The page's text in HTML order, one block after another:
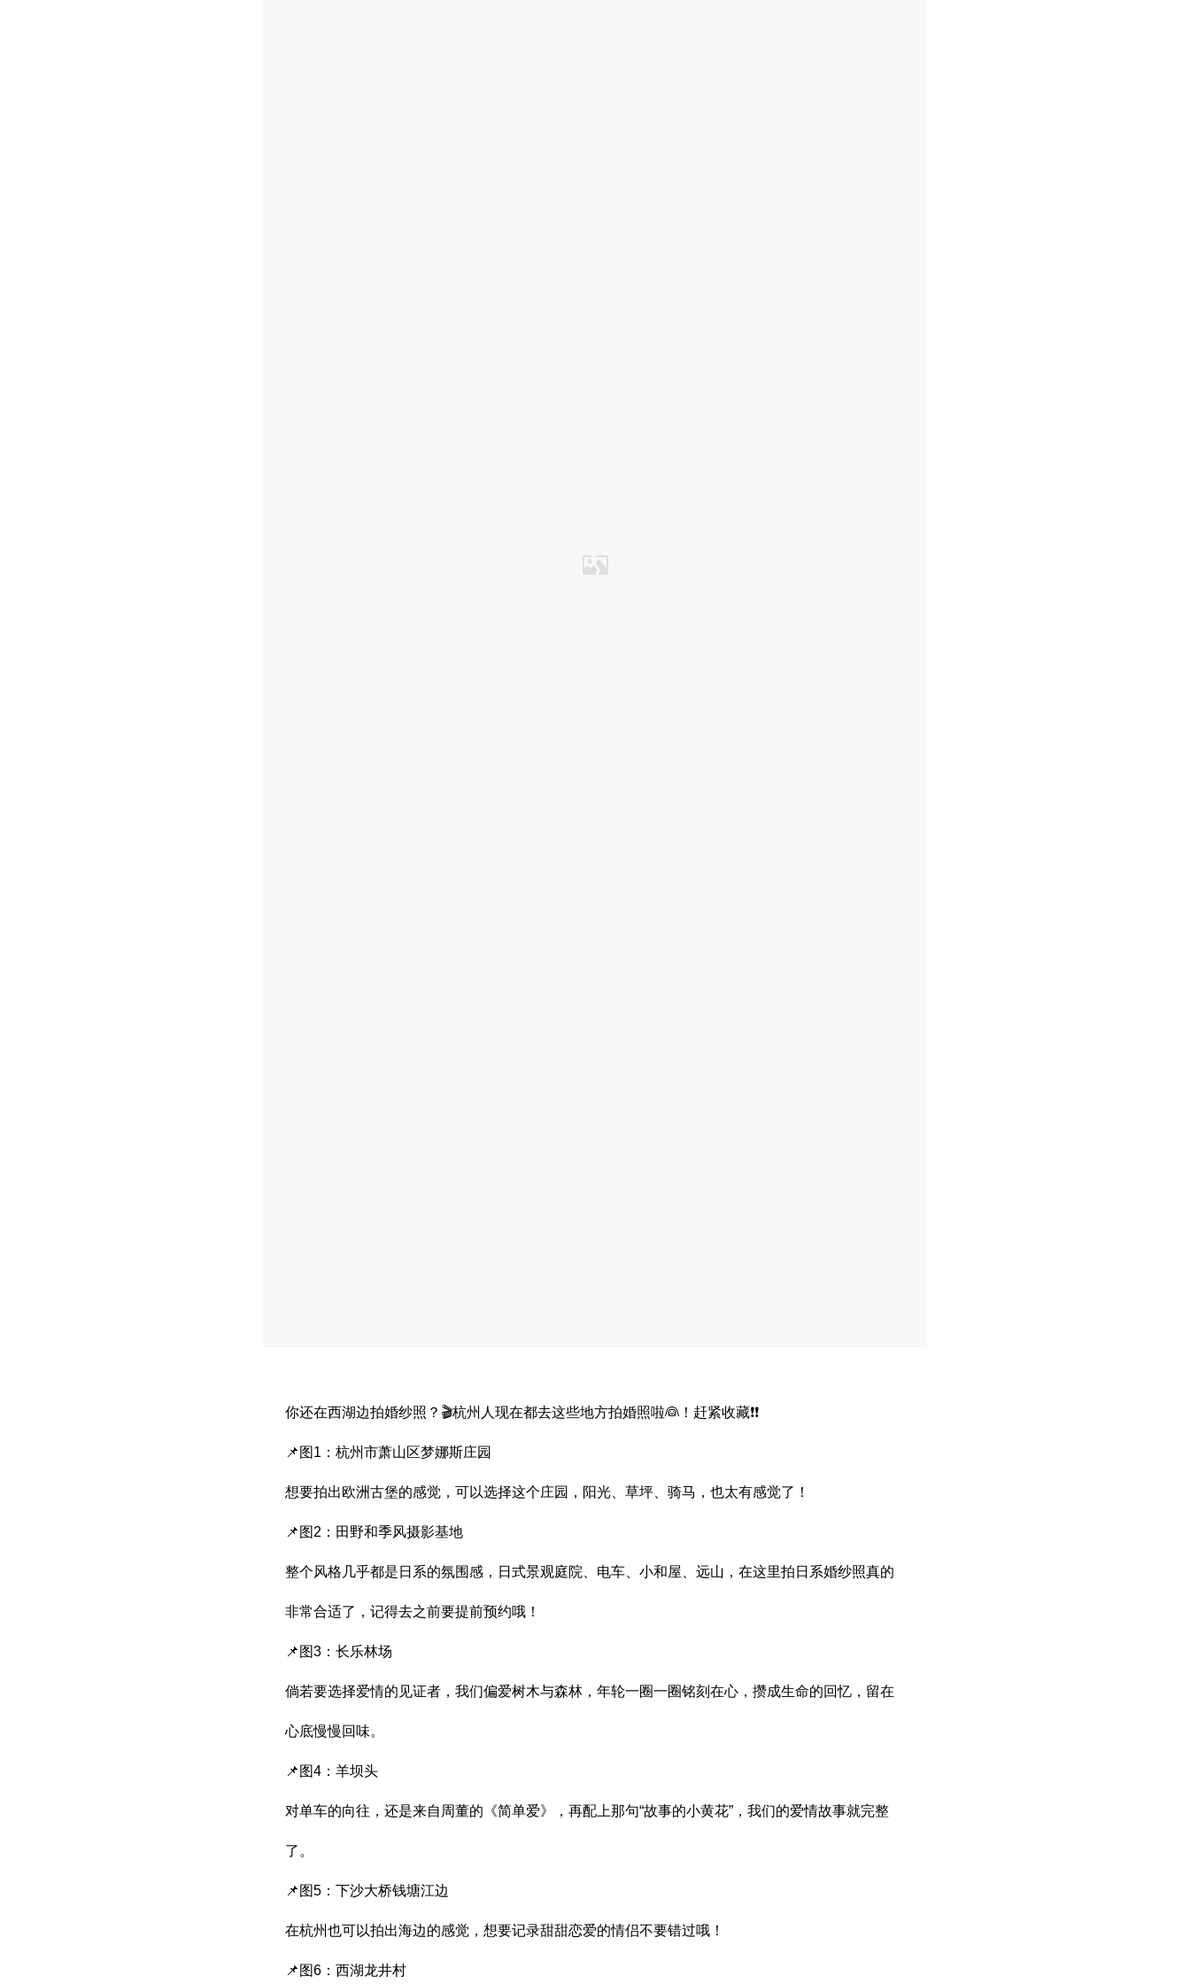
你还在西湖边拍婚纱照？🎬杭州人现在都去这些地方拍婚照啦👰！赶紧收藏❗❗
📌图1：杭州市萧山区梦娜斯庄园
想要拍出欧洲古堡的感觉，可以选择这个庄园，阳光、草坪、骑马，也太有感觉了！
📌图2：田野和季风摄影基地
整个风格几乎都是日系的氛围感，日式景观庭院、电车、小和屋、远山，在这里拍日系婚纱照真的
非常合适了，记得去之前要提前预约哦！
📌图3：长乐林场
倘若要选择爱情的见证者，我们偏爱树木与森林，年轮一圈一圈铭刻在心，攒成生命的回忆，留在
心底慢慢回味。
📌图4：羊坝头
对单车的向往，还是来自周董的《简单爱》，再配上那句“故事的小黄花”，我们的爱情故事就完整
了。
📌图5：下沙大桥钱塘江边
在杭州也可以拍出海边的感觉，想要记录甜甜恋爱的情侣不要错过哦！
📌图6：西湖龙井村